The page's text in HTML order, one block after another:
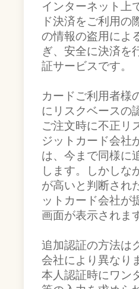
インターネット上
ド決済をご利用の
の情報の盗用によ
ぎ、安全に決済を
証サービスです。
カードご利用者様
にリスクベースの
ご注文時に不正リ
ジットカード会社
は、今まで同様に
します。しかしな
が高いと判断され
ットカード会社が
画面が表示されま
追加認証の方法は
会社により異なり
本人認証時にワン